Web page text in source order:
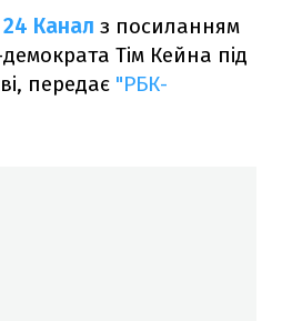
24 Канал з посиланням
Тім Кейна під
передає "РБК-